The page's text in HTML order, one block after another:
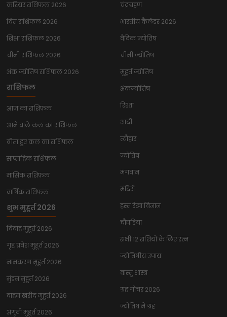
करियर राशिफल 2026
वित्त राशिफल 2026
शिक्षा राशिफल 2026
चीनी राशिफल 2026
अंक ज्योतिष राशिफल 2026
राशिफल
आज का राशिफल
आने वाले कल का राशिफल
बीता हुए कल का राशिफल
साप्ताहिक राशिफल
मासिक राशिफल
वार्षिक राशिफल
शुभ मुहूर्त 2026
विवाह मुहूर्त 2026
गृह प्रवेश मुहूर्त 2026
नामकरण मुहूर्त 2026
मुंडन मुहूर्त 2026
वाहन खरीद मुहूर्त 2026
अंगूठी मुहूर्त 2026
चंद्रग्रहण
भारतीय कैलेंडर 2026
वैदिक ज्योतिष
चीनी ज्योतिष
मुहूर्त ज्योतिष
अंकज्योतिष
रिश्ता
शादी
त्यौहार
ज्योतिष
भगवान
मंदिरों
हस्त रेखा विज्ञान
चौघडिया
सभी 12 राशियों के लिए रत्न
ज्योतिषीय उपाय
वास्तु शास्त्र
ग्रह गोचर 2026
ज्योतिष में ग्रह